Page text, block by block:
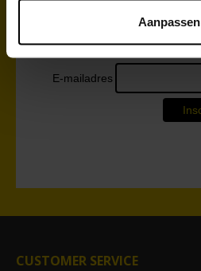
Aanpassen
CUSTOMER SERVICE